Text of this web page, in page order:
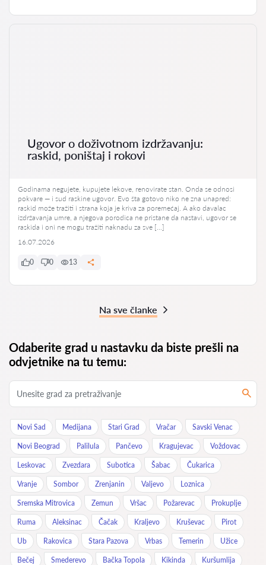
Ugovor o doživotnom izdržavanju:
raskid, poništaj i rokovi
Godinama negujete, kupujete lekove, renovirate stan. Onda se odnosi
pokvare — i sud raskine ugovor. Evo šta gotovo niko ne zna unapred:
raskid može tražiti i strana koja je kriva za poremećaj. A ako davalac
izdržavanja umre, a njegova porodica ne pristane da nastavi, ugovor se
raskida i oni ne mogu tražiti naknadu za sve […]
16.07.2026
0 0 13
Na sve članke
Odaberite grad u nastavku da biste prešli na
odvjetnike na tu temu:
Novi Sad Medijana Stari Grad Vračar Savski Venac
Novi Beograd Palilula Pančevo Kragujevac Voždovac
Leskovac Zvezdara Subotica Šabac Čukarica
Vranje Sombor Zrenjanin Valjevo Loznica
Sremska Mitrovica Zemun Vršac Požarevac Prokuplje
Ruma Aleksinac Čačak Kraljevo Kruševac Pirot
Ub Rakovica Stara Pazova Vrbas Temerin Užice
Bečej Smederevo Bačka Topola Kikinda Kuršumlija